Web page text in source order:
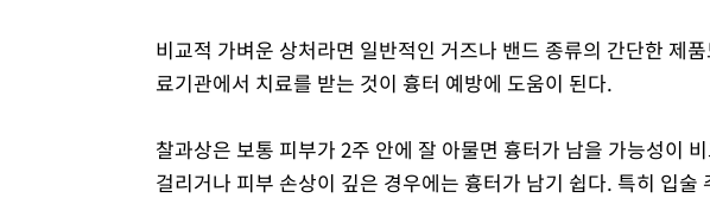
비교적 가벼운 상처라면 일반적인 거즈나 밴드 종류의 간단한 제
료기관에서 치료를 받는 것이 흉터 예방에 도움이 된다.
찰과상은 보통 피부가 2주 안에 잘 아물면 흉터가 남을 가능성이
걸리거나 피부 손상이 깊은 경우에는 흉터가 남기 쉽다. 특히 입